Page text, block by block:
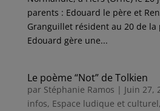
parents : Edouard le père et
Granguillet résident au 20 de la
Edouard gère une...
Le poème “Not” de Tolkien
par Stéphanie Ramos | Juin 27,
infos, Espace ludique et culturel,